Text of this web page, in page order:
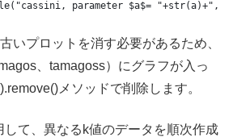
parameter $a$= "+str(a)+",
いプロットを消す必要があるため、
、tamagoss）にグラフが入っ
メソッドで削除します。
して、異なるk値のデータを順次作成